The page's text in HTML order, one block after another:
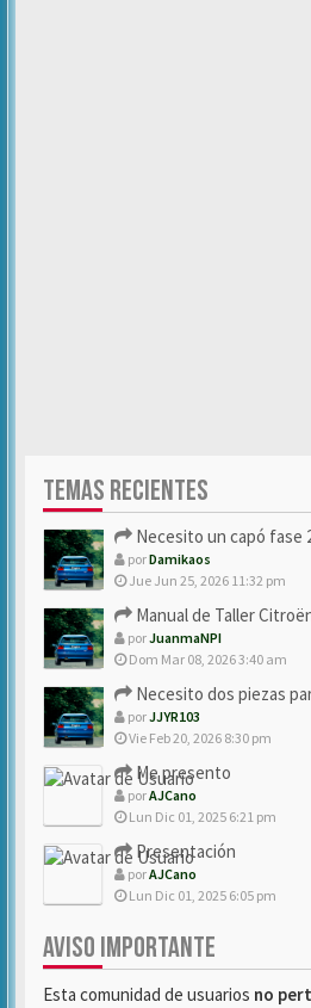
TEMAS RECIENTES
Necesito un capó fase
porDamikaos
Jue Jun 25, 2026 11:32 pm
Manual de Taller
porJuanmaNPI
Dom Mar 08, 2026 3:40 am
Necesito dos piezas
porJJYR103
Vie Feb 20, 2026 8:30 pm
Me presento
porAJCano
Lun Dic 01, 2025 6:21 pm
Presentación
porAJCano
Lun Dic 01, 2025 6:05 pm
AVISO IMPORTANTE
Esta comunidad de usuarios no